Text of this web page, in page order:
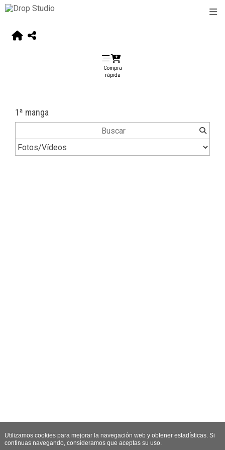
Compra
rápida
1ª manga
Utilizamos cookies para mejorar la navegación web y obtener estadísticas. Si
continuas navegando, consideramos que aceptas su uso.